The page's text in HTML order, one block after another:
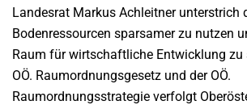
Landesrat Markus Achleitner unterstrich
Bodenressourcen sparsamer zu nutzen
Raum für wirtschaftliche Entwicklung
OÖ. Raumordnungsgesetz und der OÖ.
Raumordnungsstrategie verfolgt